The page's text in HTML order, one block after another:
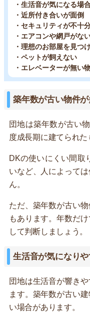
・生活音が気になる場
・近所付き合いが面倒
・セキュリティが不十
・エアコンや網戸がな
・理想のお部屋を見つ
・ペットが飼えない
・エレベーターが無い
築年数が古い物件
団地は築年数が古い
度成長期に建てられた
DKの使いにくい間取
いなど、人によって
ん。
ただ、築年数が古い
もあります。年数だ
して判断しましょう。
生活音が気になり
団地は生活音が響き
ます。築年数が古い
い場合があります。